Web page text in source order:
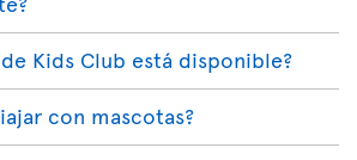
Kids Club está disponible?
con mascotas?